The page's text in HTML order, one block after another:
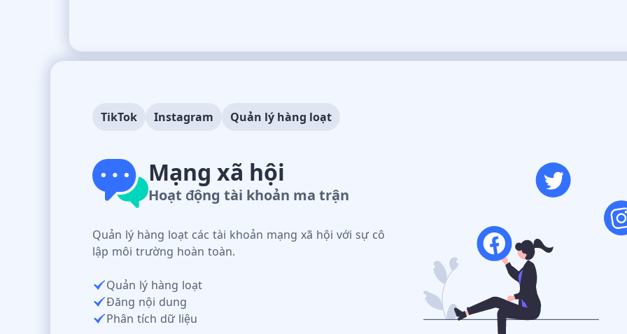
TikTok Instagram Quản lý hàng loạt
Mạng xã hội
Hoạt động tài khoản ma trận
Quản lý hàng loạt các tài khoản mạng xã hội với sự cô
lập môi trường hoàn toàn.
Quản lý hàng loạt
Đăng nội dung
Phân tích dữ liệu